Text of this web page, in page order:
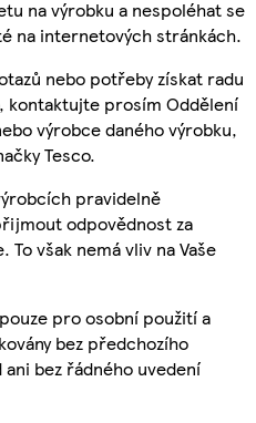
na výrobku a nespoléhat se
na internetových stránkách.
nebo potřeby získat radu
kontaktujte prosím Oddělení
výrobce daného výrobku,
Tesco.
pravidelně
odpovědnost za
však nemá vliv na Vaše
pro osobní použití a
bez předchozího
bez řádného uvedení